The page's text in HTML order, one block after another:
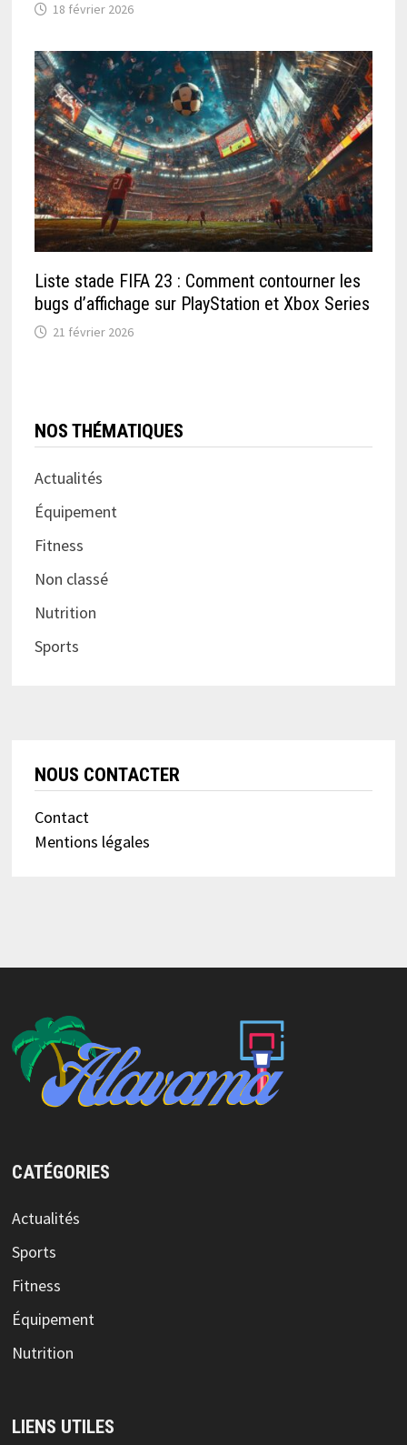
18 février 2026
Liste stade FIFA 23 : Comment contourner les
bugs d’affichage sur PlayStation et Xbox Series
21 février 2026
NOS THÉMATIQUES
Actualités
Équipement
Fitness
Non classé
Nutrition
Sports
NOUS CONTACTER
Contact
Mentions légales
CATÉGORIES
Actualités
Sports
Fitness
Équipement
Nutrition
LIENS UTILES